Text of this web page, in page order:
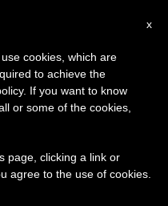
De
×
haremos la pausa
periodo de verano
y también el
x
cookies, which are
to achieve the
If you want to know
or some of the cookies,
page, clicking a link or
agree to the use of cookies.